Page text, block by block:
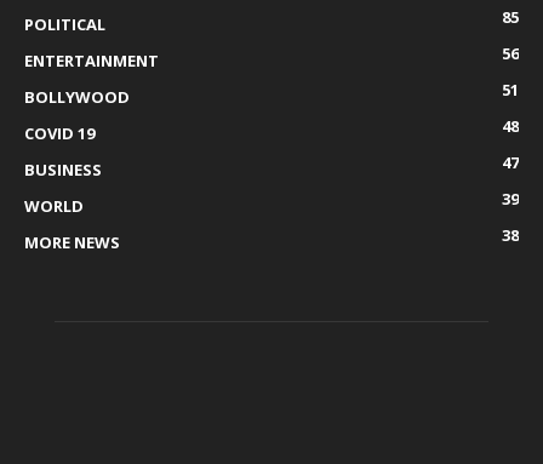
POLITICAL
85
ENTERTAINMENT
56
BOLLYWOOD
51
COVID 19
48
BUSINESS
47
WORLD
39
MORE NEWS
38